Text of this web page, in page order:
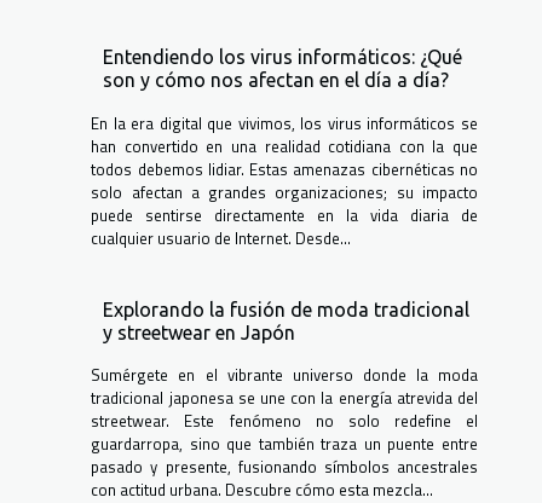
Entendiendo los virus informáticos: ¿Qué
son y cómo nos afectan en el día a día?
En la era digital que vivimos, los virus informáticos se
han convertido en una realidad cotidiana con la que
todos debemos lidiar. Estas amenazas cibernéticas no
solo afectan a grandes organizaciones; su impacto
puede sentirse directamente en la vida diaria de
cualquier usuario de Internet. Desde...
Explorando la fusión de moda tradicional
y streetwear en Japón
Sumérgete en el vibrante universo donde la moda
tradicional japonesa se une con la energía atrevida del
streetwear. Este fenómeno no solo redefine el
guardarropa, sino que también traza un puente entre
pasado y presente, fusionando símbolos ancestrales
con actitud urbana. Descubre cómo esta mezcla...